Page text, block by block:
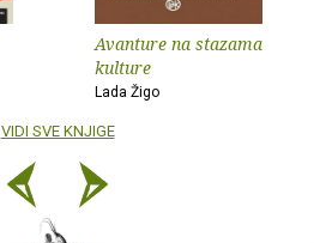
Avanture na stazama
kulture
Lada Žigo
VIDI SVE KNJIGE